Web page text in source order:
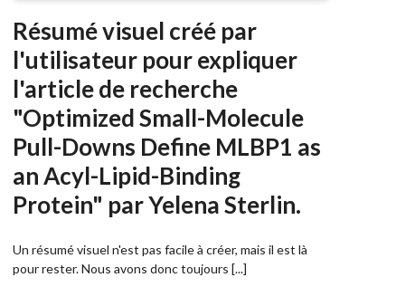
Résumé visuel créé par
l'utilisateur pour expliquer
l'article de recherche
"Optimized Small-Molecule
Pull-Downs Define MLBP1 as
an Acyl-Lipid-Binding
Protein" par Yelena Sterlin.
Un résumé visuel n'est pas facile à créer, mais il est là
pour rester. Nous avons donc toujours [...]